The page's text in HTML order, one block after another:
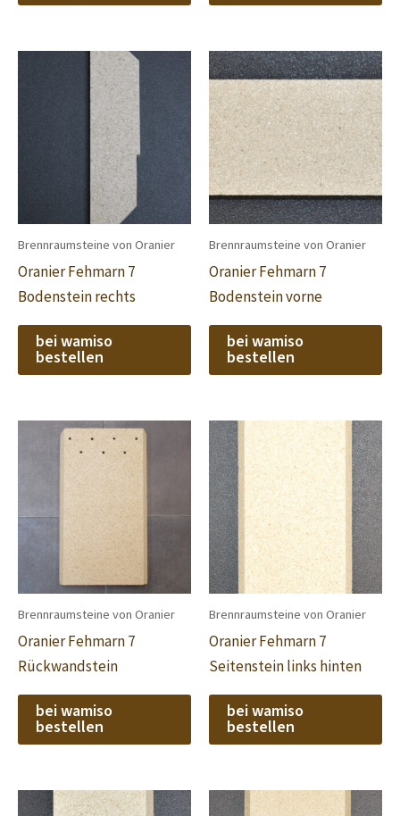
Brennraumsteine von Oranier
Oranier Fehmarn 7
Bodenstein rechts
bei wamiso
bestellen
Brennraumsteine von Oranier
Oranier Fehmarn 7
Bodenstein vorne
bei wamiso
bestellen
Brennraumsteine von Oranier
Oranier Fehmarn 7
Rückwandstein
bei wamiso
bestellen
Brennraumsteine von Oranier
Oranier Fehmarn 7
Seitenstein links hinten
bei wamiso
bestellen